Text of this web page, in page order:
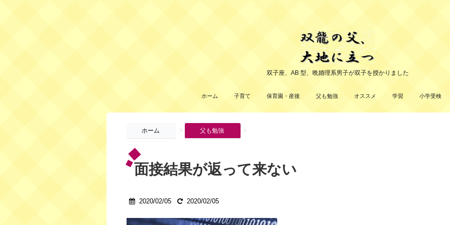
双子座、AB 型、晩婚理系男子が双子を授かりました
ホーム 子育て 保育園・産後 父も勉強 オススメ 学習 小学受検
ホーム > 父も勉強 >
面接結果が返って来ない
2020/02/05 2020/02/05